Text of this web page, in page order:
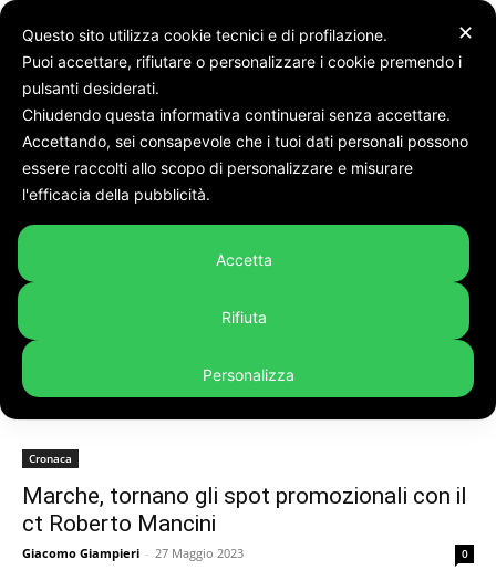
Spot promozionali
Tag:spot promozionali
Cronaca
Marche, tornano gli spot promozionali con il
ct Roberto Mancini
Giacomo Giampieri - 27 Maggio 2023 0
✕
Questo sito utilizza cookie tecnici e di profilazione.
Puoi accettare, rifiutare o personalizzare i cookie premendo i
pulsanti desiderati.
Chiudendo questa informativa continuerai senza accettare.
Accettando, sei consapevole che i tuoi dati personali possono
essere raccolti allo scopo di personalizzare e misurare
l'efficacia della pubblicità.
Accetta
Rifiuta
Personalizza